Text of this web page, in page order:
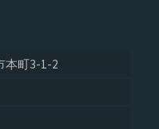
本町3-1-2